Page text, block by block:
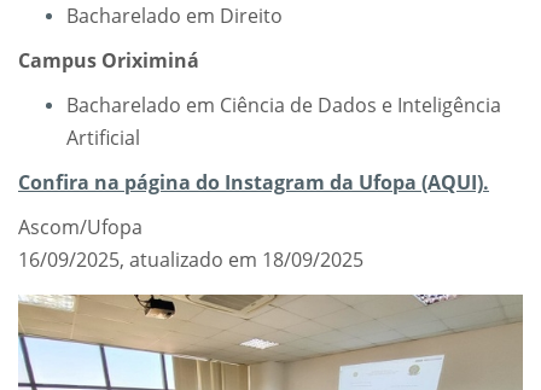
Bacharelado em Direito
Campus Oriximiná
Bacharelado em Ciência de Dados e Inteligência
Artificial
Confira na página do Instagram da Ufopa (AQUI).
Ascom/Ufopa
16/09/2025, atualizado em 18/09/2025